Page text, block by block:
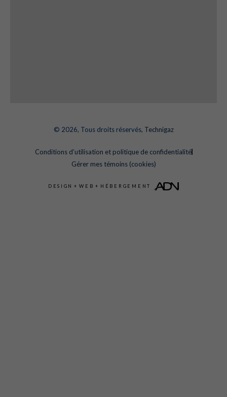
© 2026, Tous droits réservés, Technigaz
Conditions d’utilisation et politique de confidentialité
Gérer mes témoins (cookies)
DESIGN + WEB + HÉBERGEMENT